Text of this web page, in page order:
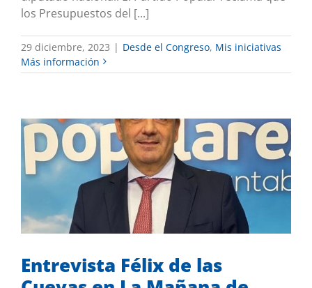
los Presupuestos del [...]
29 diciembre, 2023 | Desde el Congreso, Mis iniciativas
Más información
Entrevista Félix de las Cuevas en La
Mañana de COPE
Mis iniciativas Sin categoría
Entrevista Félix de las